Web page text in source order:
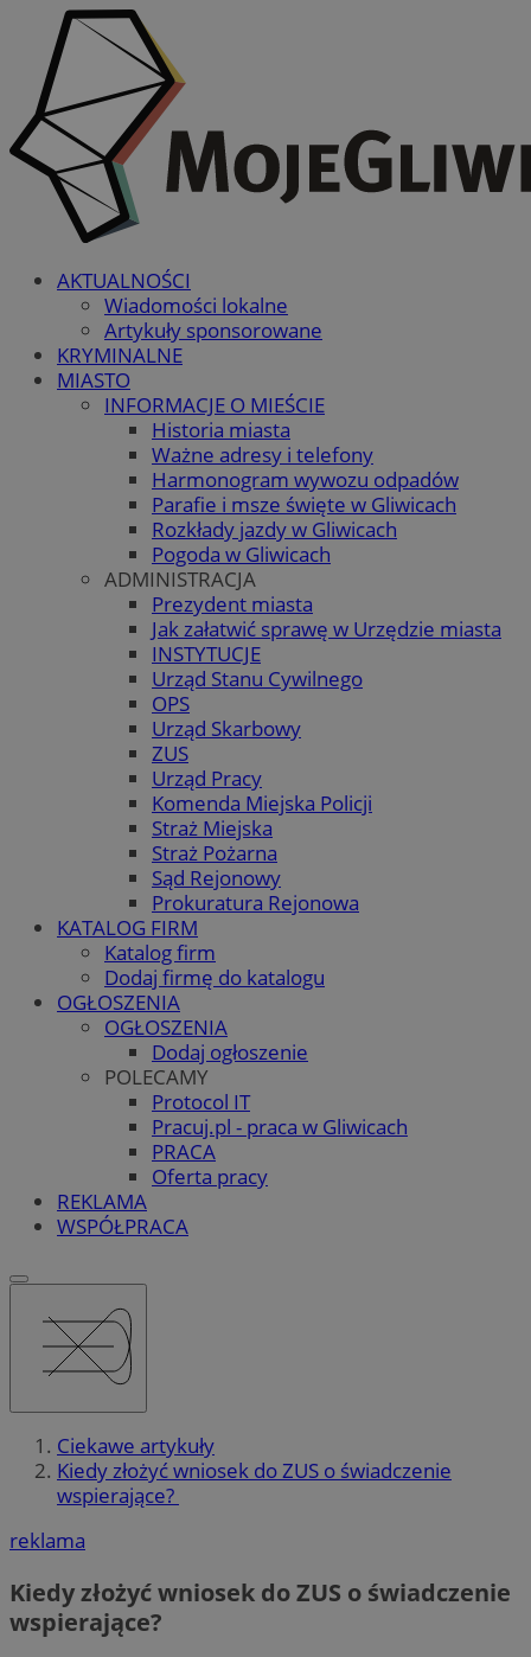
AKTUALNOŚCI
Wiadomości lokalne
Artykuły sponsorowane
KRYMINALNE
MIASTO
INFORMACJE O MIEŚCIE
Historia miasta
Ważne adresy i telefony
Harmonogram wywozu odpadów
Parafie i msze święte w Gliwicach
Rozkłady jazdy w Gliwicach
Pogoda w Gliwicach
ADMINISTRACJA
Prezydent miasta
Jak załatwić sprawę w Urzędzie miasta
INSTYTUCJE
Urząd Stanu Cywilnego
OPS
Urząd Skarbowy
ZUS
Urząd Pracy
Komenda Miejska Policji
Straż Miejska
Straż Pożarna
Sąd Rejonowy
Prokuratura Rejonowa
KATALOG FIRM
Katalog firm
Dodaj firmę do katalogu
OGŁOSZENIA
OGŁOSZENIA
Dodaj ogłoszenie
POLECAMY
Protocol IT
Pracuj.pl - praca w Gliwicach
PRACA
Oferta pracy
REKLAMA
WSPÓŁPRACA
Ciekawe artykuły
Kiedy złożyć wniosek do ZUS o świadczenie
wspierające?
reklama
Kiedy złożyć wniosek do ZUS o świadczenie
wspierające?